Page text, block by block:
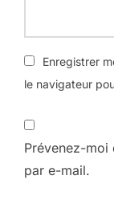
Enregistrer
le navigateur
Prévenez-moi
par e-mail.